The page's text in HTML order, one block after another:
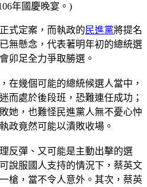
年國慶晚宴。)
式定案，而執政的 民進黨將提名
無懸念，代表著明年初的總統選
卯足全力爭取勝選。
在幾個可能的總統候選人當中，
而處於後段班，恐難連任成功；
她，也難怪民進黨人無不憂心忡
政竟然可能以潰敗收場。
反彈、又可能是主動出擊的選
說服國人支持的情況下，蔡英文
槍，當不令人意外。其次，蔡英